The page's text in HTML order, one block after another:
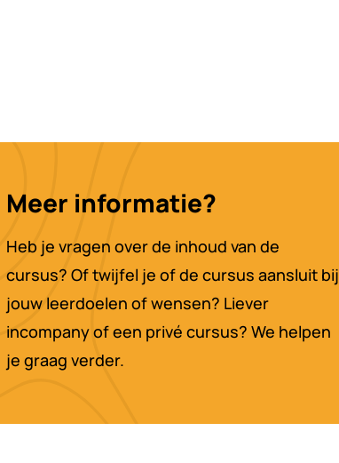
Meer informatie?
Heb je vragen over de inhoud van de
cursus? Of twijfel je of de cursus aansluit bij
jouw leerdoelen of wensen? Liever
incompany of een privé cursus? We helpen
je graag verder.